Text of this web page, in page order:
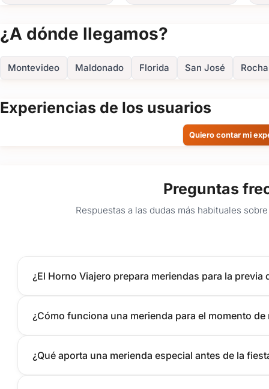
¿A dónde llegamos?
Montevideo Maldonado Florida San José Rocha
Experiencias de los usuarios
Quiero contar mi
Preguntas
Respuestas a las dudas más habituales
¿El Horno Viajero prepara meriendas para la previa
¿Cómo funciona una merienda para el momento
¿Qué aporta una merienda especial antes de la